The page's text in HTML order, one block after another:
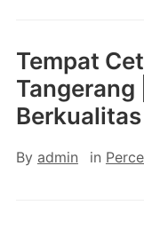
Tempat
Tangerang
Berkualitas
By admin in